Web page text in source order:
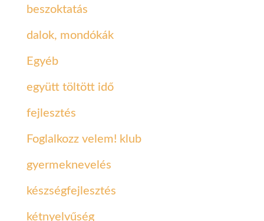
beszoktatás
dalok, mondókák
Egyéb
együtt töltött idő
fejlesztés
Foglalkozz velem! klub
gyermeknevelés
készségfejlesztés
kétnyelvűség